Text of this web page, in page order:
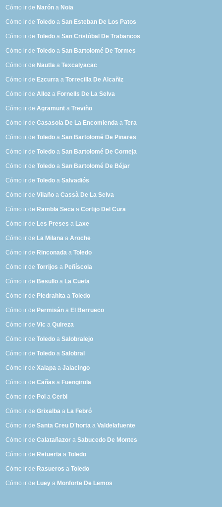
Cómo ir de Narón a Noia
Cómo ir deToledo aSan Esteban De Los Patos
Cómo ir deToledo aSan Cristóbal De Trabancos
Cómo ir deToledo aSan Bartolomé De Tormes
Cómo ir de Nautla aTexcalyacac
Cómo ir de Ezcurra aTorrecilla De Alcañiz
Cómo ir deAlloz a Fornells De La Selva
Cómo ir deAgramunt aTreviño
Cómo ir deCasasola De La Encomienda aTera
Cómo ir deToledo aSan Bartolomé De Pinares
Cómo ir deToledo aSan Bartolomé De Corneja
Cómo ir deToledo aSan Bartolomé De Béjar
Cómo ir deToledo aSalvadiós
Cómo ir deVilaño aCassà De La Selva
Cómo ir de Rambla Seca aCortijo Del Cura
Cómo ir de Les Preses a Laxe
Cómo ir de La Milana aAroche
Cómo ir de Rinconada aToledo
Cómo ir deTorrijos a Peñíscola
Cómo ir de Besullo a La Cueta
Cómo ir de Piedrahita aToledo
Cómo ir de Permisán a El Berrueco
Cómo ir deVic aQuireza
Cómo ir deToledo aSalobralejo
Cómo ir deToledo aSalobral
Cómo ir deXalapa aJalacingo
Cómo ir deCañas a Fuengirola
Cómo ir de Pol aCerbi
Cómo ir deGrixalba a La Febró
Cómo ir deSanta Creu D'horta aValdelafuente
Cómo ir deCalatañazor aSabucedo De Montes
Cómo ir de Retuerta aToledo
Cómo ir de Rasueros aToledo
Cómo ir de Luey a Monforte De Lemos